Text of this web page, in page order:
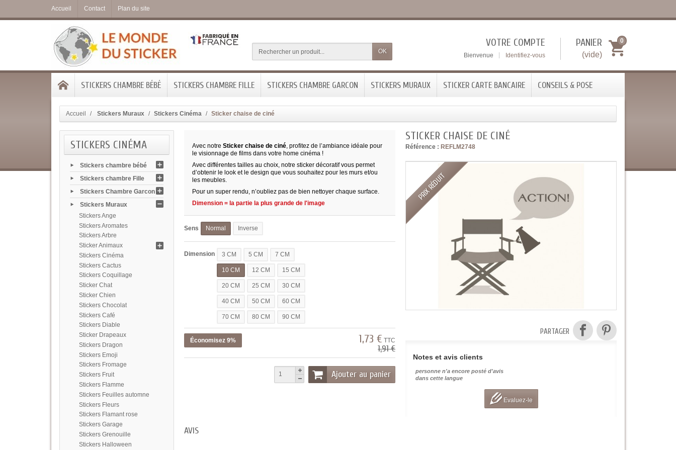
Accueil Contact Plan du site
OK
PANIER
(vide)
0
VOTRE COMPTE
Bienvenue Identifiez-vous
STICKERS CHAMBRE BÉBÉ STICKERS CHAMBRE FILLE STICKERS CHAMBRE GARCON STICKERS MURAUX STICKER CARTE BANCAIRE CONSEILS & POSE
Accueil Stickers Muraux Stickers Cinéma Sticker chaise de ciné
STICKERS CINÉMA
Stickers chambre bébé
Stickers chambre Fille
Stickers Chambre Garcon
Stickers Muraux
Stickers Ange
Stickers Aromates
Stickers Arbre
Sticker Animaux
Stickers Cinéma
Stickers Cactus
Stickers Coquillage
Sticker Chat
Sticker Chien
Stickers Chocolat
Stickers Café
Stickers Diable
Sticker Drapeaux
Stickers Dragon
Stickers Emoji
Stickers Fromage
Stickers Fruit
Stickers Flamme
Stickers Feuilles automne
Stickers Fleurs
Stickers Flamant rose
Stickers Garage
Stickers Grenouille
Stickers Halloween
STICKER CHAISE DE CINÉ
Référence : REFLM2748
PRIX RÉDUIT
PARTAGER
Notes et avis clients
personne n'a encore posté d'avis
dans cette langue
Evaluez-le
Avec notreSticker chaise de ciné, profitez de l’ambiance idéale pour
le visionnage de films dans votre home cinéma !
Avec différentes tailles au choix, notre sticker décoratif vous permet
d’obtenir le look et le design que vous souhaitez pour les murs et/ou
les meubles.
Pour un super rendu, n’oubliez pas de bien nettoyer chaque surface.
Dimension = la partie la plus grande de l'image
Sens Normal Inverse
Dimension 3 CM 5 CM 7 CM
10 CM 12 CM 15 CM
20 CM 25 CM 30 CM
40 CM 50 CM 60 CM
70 CM 80 CM 90 CM
Économisez 9% 1,73 € TTC
1,91 €
Ajouter au panier
AVIS